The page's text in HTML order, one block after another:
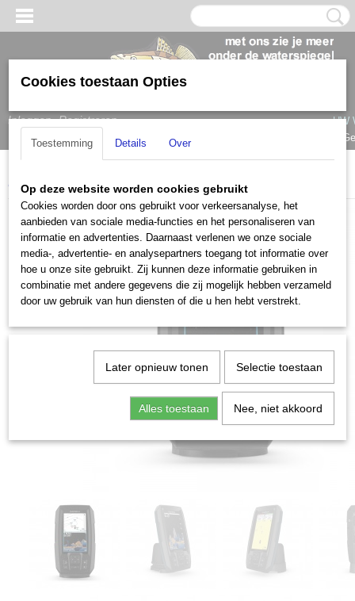
Inloggen Registreren
UW
Home > Garmin > Striker Vivid Striker Vivid 4cv
Cookies toestaan Opties
Toestemming Details Over
Op deze website worden cookies gebruikt
Cookies worden door ons gebruikt voor verkeersanalyse, het
aanbieden van sociale media-functies en het personaliseren van
informatie en advertenties. Daarnaast verlenen we onze sociale
media-, advertentie- en analysepartners toegang tot informatie over
hoe u onze site gebruikt. Zij kunnen deze informatie gebruiken in
combinatie met andere gegevens die zij mogelijk hebben verzameld
door uw gebruik van hun diensten of die u hen hebt verstrekt.
Later opnieuw tonen Selectie toestaan
Alles toestaan Nee, niet akkoord